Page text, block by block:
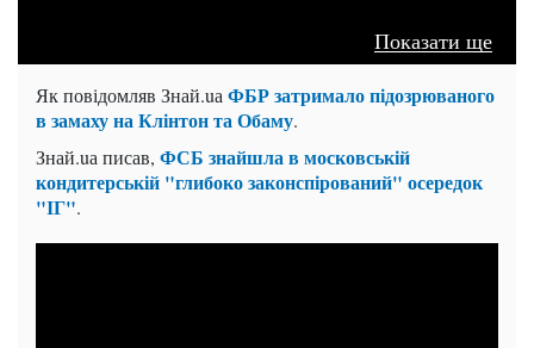
Показати ще
Як повідомляв Знай.uа ФБР затримало підозрюваного
в замаху на Клінтон та Обаму.
Знай.uа писав, ФСБ знайшла в московській
кондитерській "глибоко законспірований" осередок
"ІГ".